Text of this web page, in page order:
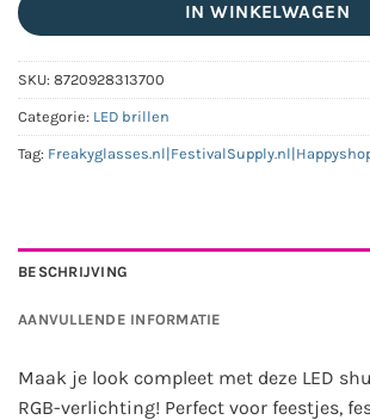
IN WINKELWAGEN
SKU: 8720928313700
Categorie: LED brillen
Tag:
BESCHRIJVING
AANVULLENDE INFORMATIE
Maak je look compleet met deze LED
RGB-verlichting! Perfect voor feestjes,